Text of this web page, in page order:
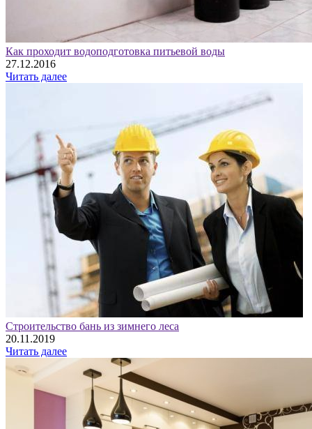
Как проходит водоподготовка питьевой воды
27.12.2016
Читать далее
Строительство бань из зимнего леса
20.11.2019
Читать далее